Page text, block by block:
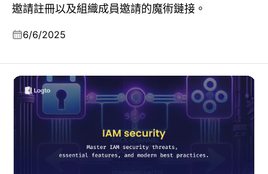
邀請註冊以及組織成員邀請的魔術鏈接。
6/6/2025
IAM 安全性：從基礎到高級保護（2025 最佳實踐）